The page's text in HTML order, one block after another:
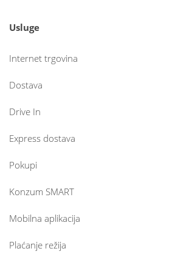
Usluge
Internet trgovina
Dostava
Drive In
Express dostava
Pokupi
Konzum SMART
Mobilna aplikacija
Plaćanje režija